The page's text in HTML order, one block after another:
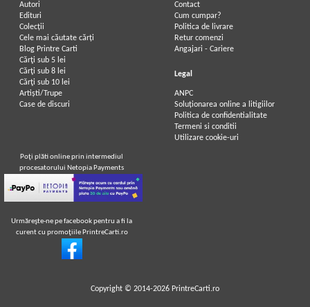
Autori
Edituri
Colecții
Cele mai căutate cărți
Blog Printre Carti
Cărţi sub 5 lei
Cărţi sub 8 lei
Cărţi sub 10 lei
Artiști/Trupe
Case de discuri
Contact
Cum cumpar?
Politica de livrare
Retur comenzi
Angajari - Cariere
Legal
ANPC
Soluționarea online a litigiilor
Politica de confidentialitate
Termeni si conditii
Utilizare cookie-uri
Poţi plăti online prin intermediul
procesatorului Netopia Payments
Urmăreşte-ne pe facebook pentru a fi la
curent cu promoţiile PrintreCarti.ro
Copyright © 2014-2026 PrintreCarti.ro